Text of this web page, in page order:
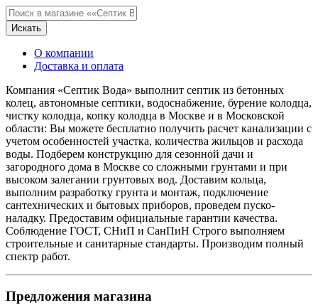
Искать
О компании
Доставка и оплата
Компания «Септик Вода» выполнит септик из бетонных
колец, автономные септики, водоснабжение, бурение колодца,
чистку колодца, копку колодца в Москве и в Московской
области: Вы можете бесплатно получить расчет канализации с
учетом особенностей участка, количества жильцов и расхода
воды. Подберем конструкцию для сезонной дачи и
загородного дома в Москве со сложными грунтами и при
высоком залегании грунтовых вод. Доставим кольца,
выполним разработку грунта и монтаж, подключение
сантехнических и бытовых приборов, проведем пуско-
наладку. Предоставим официальные гарантии качества.
Соблюдение ГОСТ, СНиП и СанПиН Строго выполняем
строительные и санитарные стандарты. Производим полный
спектр работ.
Предложения магазина